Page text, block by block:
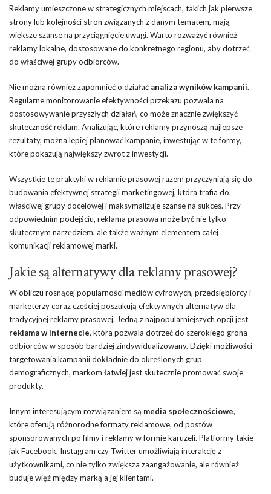
Reklamy umieszczone w strategicznych miejscach, takich jak pierwsze
strony lub kolejności stron związanych z danym tematem, mają
większe szanse na przyciągnięcie uwagi. Warto rozważyć również
reklamy lokalne, dostosowane do konkretnego regionu, aby dotrzeć
do właściwej grupy odbiorców.
Nie można również zapomnieć o działać analiza wyników kampanii.
Regularne monitorowanie efektywności przekazu pozwala na
dostosowywanie przyszłych działań, co może znacznie zwiększyć
skuteczność reklam. Analizując, które reklamy przynoszą najlepsze
rezultaty, można lepiej planować kampanie, inwestując w te formy,
które pokazują największy zwrot z inwestycji.
Wszystkie te praktyki w reklamie prasowej razem przyczyniają się do
budowania efektywnej strategii marketingowej, która trafia do
właściwej grupy docelowej i maksymalizuje szanse na sukces. Przy
odpowiednim podejściu, reklama prasowa może być nie tylko
skutecznym narzędziem, ale także ważnym elementem całej
komunikacji reklamowej marki.
Jakie są alternatywy dla reklamy prasowej?
W obliczu rosnącej popularności mediów cyfrowych, przedsiębiorcy i
marketerzy coraz częściej poszukują efektywnych alternatyw dla
tradycyjnej reklamy prasowej. Jedną z najpopularniejszych opcji jest
reklama w internecie, która pozwala dotrzeć do szerokiego grona
odbiorców w sposób bardziej zindywidualizowany. Dzięki możliwości
targetowania kampanii dokładnie do określonych grup
demograficznych, markom łatwiej jest skutecznie promować swoje
produkty.
Innym interesującym rozwiązaniem są media społecznościowe,
które oferują różnorodne formaty reklamowe, od postów
sponsorowanych po filmy i reklamy w formie karuzeli. Platformy takie
jak Facebook, Instagram czy Twitter umożliwiają interakcję z
użytkownikami, co nie tylko zwiększa zaangażowanie, ale również
buduje więź między marką a jej klientami.